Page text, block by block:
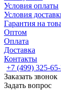
Условия оплаты
Условия
Гарантия на
Оптом
Оплата
Доставка
Контакты
+7 (499) 325-
Заказать звонок
Задать вопрос